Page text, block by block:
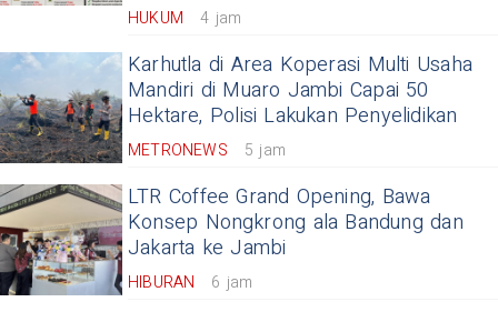
HUKUM 4 jam
Karhutla di Area Koperasi Multi Usaha
Mandiri di Muaro Jambi Capai 50
Hektare, Polisi Lakukan Penyelidikan
METRONEWS 5 jam
LTR Coffee Grand Opening, Bawa
Konsep Nongkrong ala Bandung dan
Jakarta ke Jambi
HIBURAN 6 jam